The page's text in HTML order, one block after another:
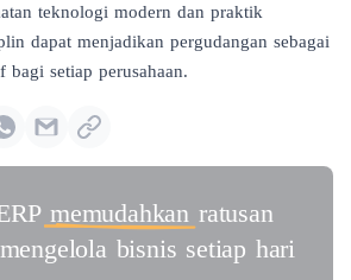
teknologi modern dan praktik
dapat menjadikan pergudangan sebagai
setiap perusahaan.
memudahkan ratusan
bisnis setiap hari